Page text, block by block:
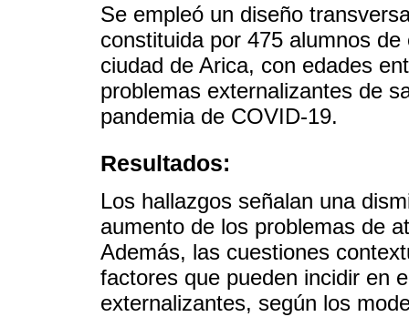
Se empleó un diseño
constituida por 475 alumnos
ciudad de Arica, con edades
problemas externalizantes de
pandemia de COVID-19.
Resultados:
Los hallazgos señalan una
aumento de los problemas de
Además, las cuestiones
factores que pueden incidir en
externalizantes, según los